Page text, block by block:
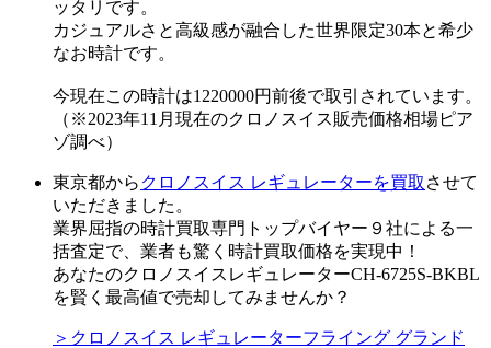
ッタリです。
カジュアルさと高級感が融合した世界限定30本と希少
なお時計です。
今現在この時計は1220000円前後で取引されています。
（※2023年11月現在のクロノスイス販売価格相場ピア
ゾ調べ）
東京都から クロノスイス レギュレーターを買取 させて
いただきました。
業界屈指の時計買取専門トップバイヤー９社による一
括査定で、業者も驚く時計買取価格を実現中！
あなたのクロノスイスレギュレーターCH-6725S-BKBL
を賢く最高値で売却してみませんか？
＞クロノスイス レギュレーターフライング グランド